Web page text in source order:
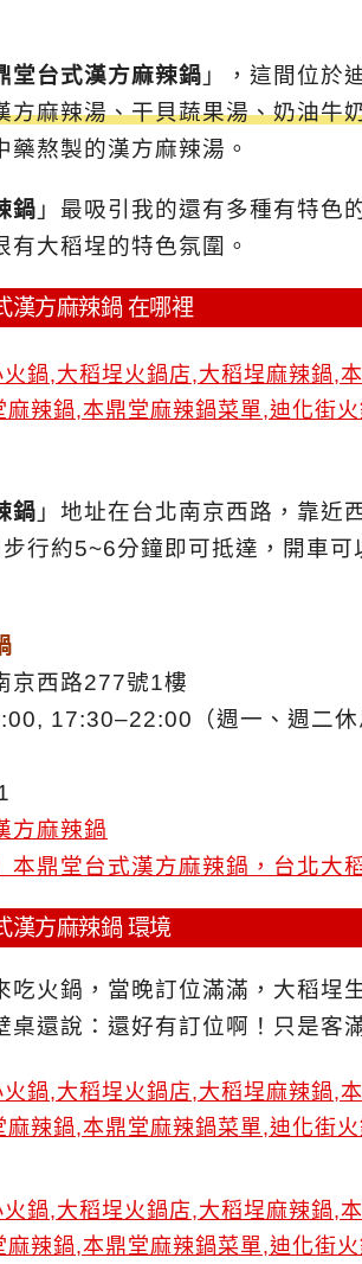
堂台式漢方麻辣鍋 」，這間位於
方麻辣湯、干貝蔬果湯、奶油牛
熬製的漢方麻辣湯。
鍋 」最吸引我的還有多種有特色
大稻埕的特色氛圍。
漢方麻辣鍋 在哪裡
鍋 」地址在台北南京西路，靠近
行約5~6分鐘即可抵達，開車
京西路277號1樓
17:30–22:00（週一、週二休
方麻辣鍋
本鼎堂台式漢方麻辣鍋，台北大
漢方麻辣鍋 環境
吃火鍋，當晚訂位滿滿，大稻埕
桌還說：還好有訂位啊！只是客